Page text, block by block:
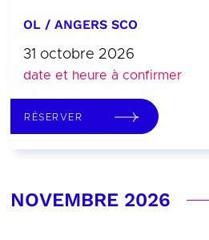
OL / ANGERS SCO
31 octobre 2026
date et heure à confirmer
RÉSERVER
NOVEMBRE 2026